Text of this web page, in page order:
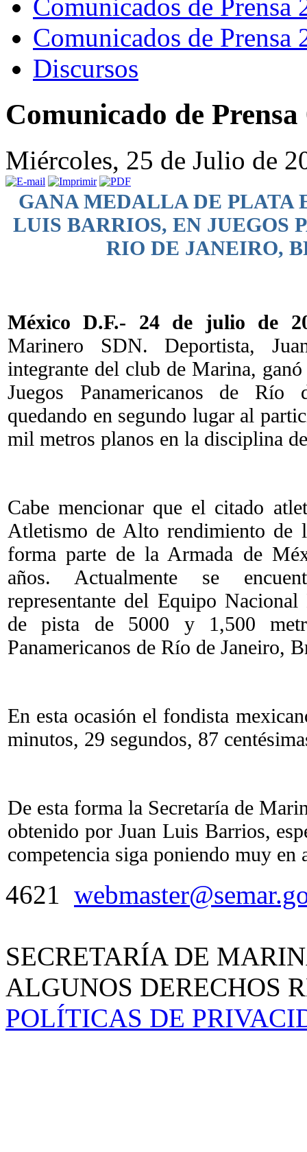
Comunicados de Prensa
Comunicados de Prensa
Discursos
Comunicado de Prensa
Miércoles, 25 de Julio de
GANA MEDALLA DE PLATA
LUIS BARRIOS, EN JUEGOS
RIO DE JANEIRO,
México D.F.- 24 de julio de
Marinero SDN. Deportista,
integrante del club de Marina,
Juegos Panamericanos de Río
quedando en segundo lugar al
mil metros planos en la disciplina
Cabe mencionar que el citado
Atletismo de Alto rendimiento de
forma parte de la Armada de
años. Actualmente se
representante del Equipo
de pista de 5000 y 1,500
Panamericanos de Río de Janeiro,
En esta ocasión el fondista
minutos, 29 segundos, 87
De esta forma la Secretaría de
obtenido por Juan Luis Barrios,
competencia siga poniendo muy
4621
SECRETARÍA DE
ALGUNOS DERECHOS
POLÍTICAS DE